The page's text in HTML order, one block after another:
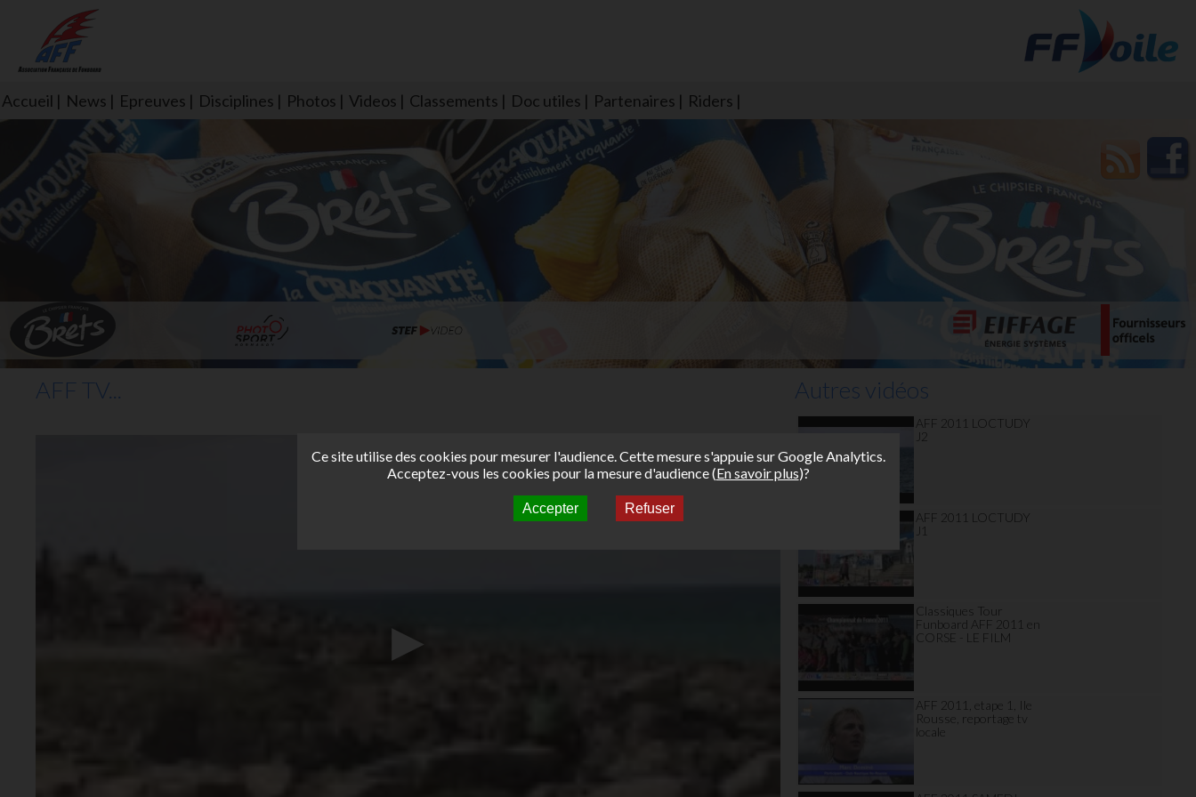
Accueil News Epreuves Disciplines Photos Videos Classements Doc utiles Partenaires Riders
L'aff soutient les SNS253 et SNS604 qui veillent sur nous pour que l'eau salée n'ait jamais le goût des
AFF TV... Autres vidéos
AFF 2011 LOCTUDY
J2
AFF 2011 LOCTUDY
J1
Classiques Tour
Funboard AFF 2011 en
CORSE - LE FILM
AFF 2011, etape 1, Ile
Rousse, reportage tv
locale
Ce site utilise des cookies pour mesurer l'audience. Cette mesure s'appuie sur Google Analytics.
Acceptez-vous les cookies pour la mesure d'audience (En savoir plus)?
Accepter Refuser